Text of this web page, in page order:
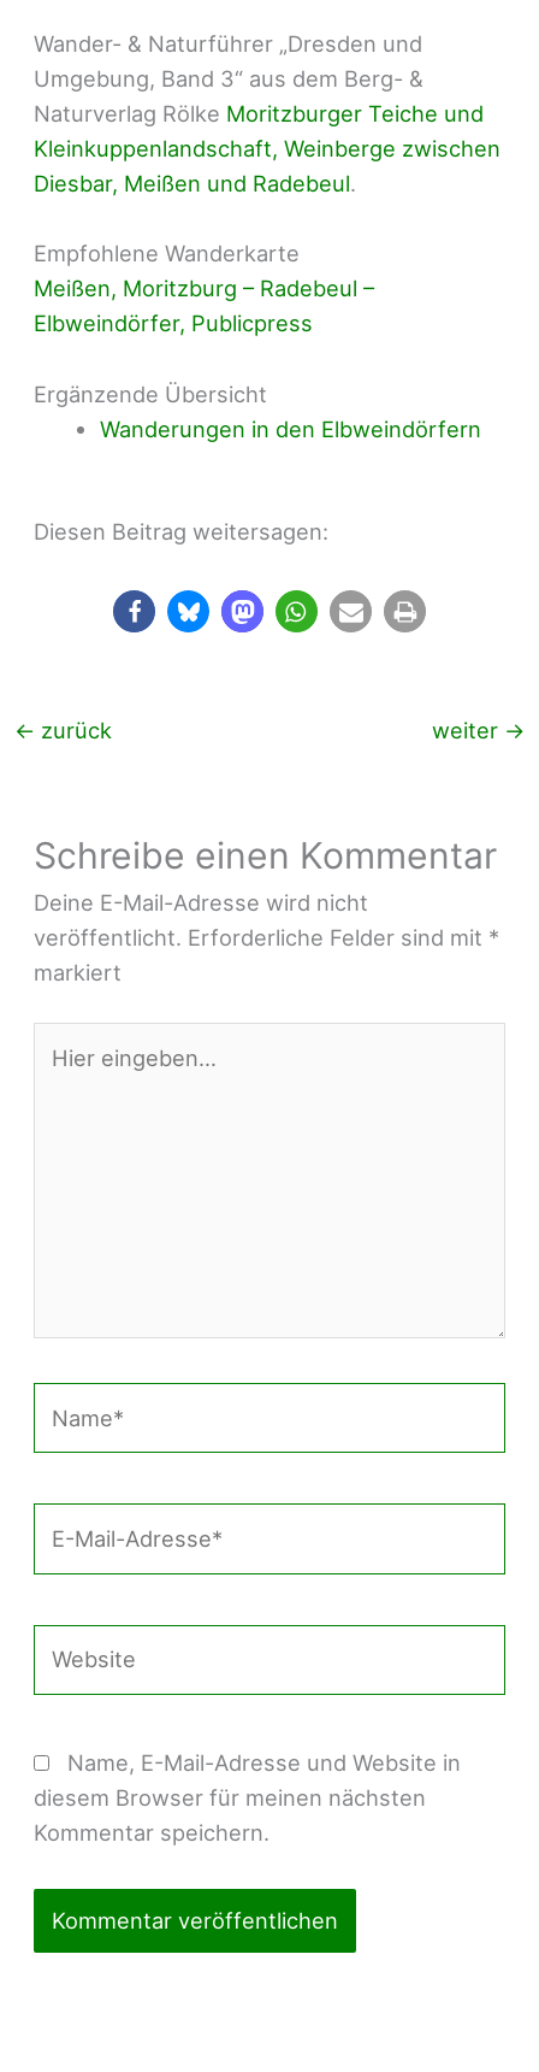
Wander- & Naturführer „Dresden und
Umgebung, Band 3“ aus dem Berg- &
Naturverlag Rölke Moritzburger Teiche und
Kleinkuppenlandschaft, Weinberge zwischen
Diesbar, Meißen und Radebeul.
Empfohlene Wanderkarte
Meißen, Moritzburg – Radebeul –
Elbweindörfer, Publicpress
Ergänzende Übersicht
Wanderungen in den Elbweindörfern
Diesen Beitrag weitersagen:
← zurück weiter →
Schreibe einen Kommentar
Deine E-Mail-Adresse wird nicht
veröffentlicht. Erforderliche Felder sind mit *
markiert
eingeben…
Mail-
Name, E-Mail-Adresse und Website in
diesem Browser für meinen nächsten
Kommentar speichern.